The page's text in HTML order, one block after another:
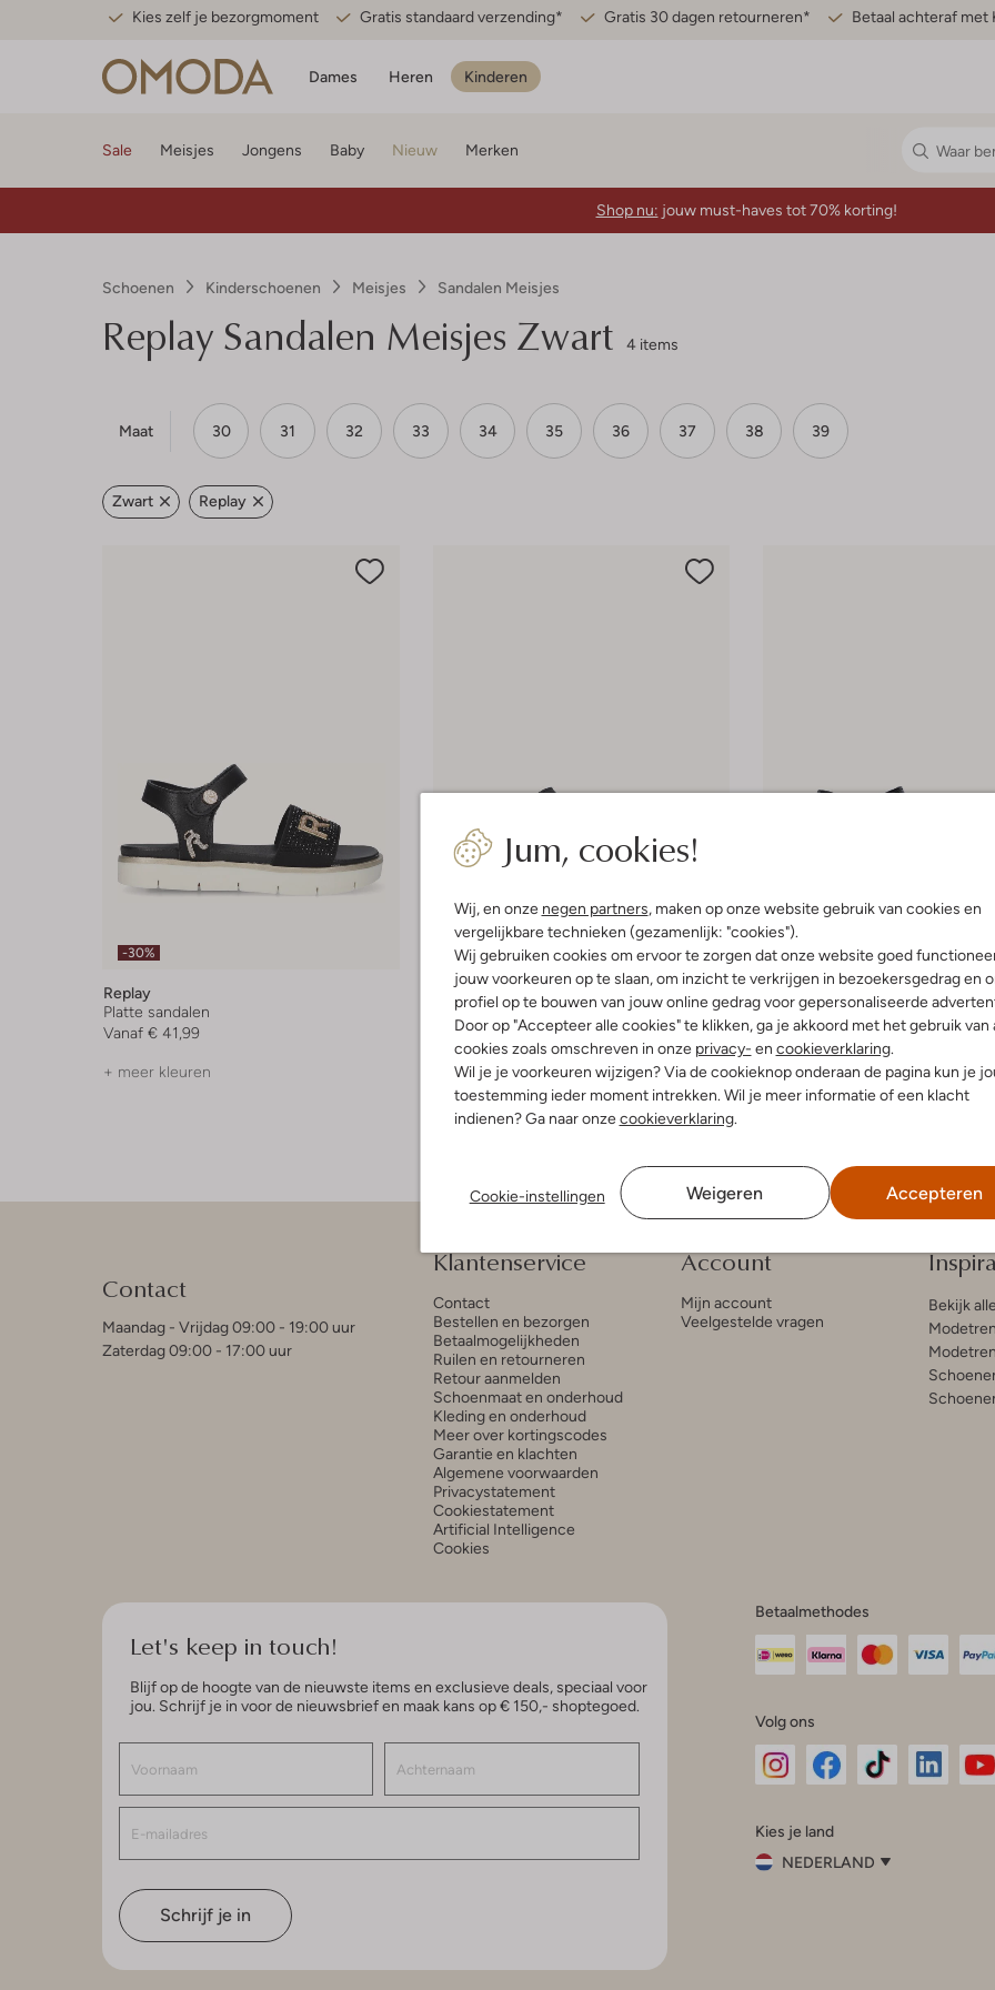
Kies zelf je bezorgmoment Gratis standaard verzending* Gratis 30 dagen retourneren* Betaal achteraf met
Dames Heren Kinderen
Jum, cookies!
Wij, en onze negen partners, maken op onze website gebruik van cookies en
vergelijkbare technieken (gezamenlijk: "cookies").
Wij gebruiken cookies om ervoor te zorgen dat onze website goed
jouw voorkeuren op te slaan, om inzicht te verkrijgen in bezoekersgedrag en
profiel op te bouwen van jouw online gedrag voor gepersonaliseerde
Door op "Accepteer alle cookies" te klikken, ga je akkoord met het gebruik van
cookies zoals omschreven in onze privacy- en cookieverklaring.
Wil je je voorkeuren wijzigen? Via de cookieknop onderaan de pagina kun je
toestemming ieder moment intrekken. Wil je meer informatie of een klacht
indienen? Ga naar onzecookieverklaring.
Cookie-instellingen Weigeren Accepteren
Sale Meisjes Jongens Baby Nieuw Merken
Shop nu: jouw must-haves tot 70% korting!
Schoenen Kinderschoenen Meisjes Sandalen Meisjes
Replay Sandalen Meisjes Zwart 4 items
Maat 30 31 32 33 34 35 36 37 38 39
Zwart Replay
-30%
Replay
Platte sandalen
Vanaf € 41,99
+ meer kleuren
Laatste maten
-60%
Replay
Sandalen
€ 64,95 € 25,99
Laatste maten
-50%
Replay
Platte sandalen
€ 64,99 € 31,99
+ meer kleuren
Contact
Maandag - Vrijdag 09:00 - 19:00 uur
Zaterdag 09:00 - 17:00 uur
Klantenservice
Contact
Bestellen en bezorgen
Betaalmogelijkheden
Ruilen en retourneren
Retour aanmelden
Schoenmaat en onderhoud
Kleding en onderhoud
Meer over kortingscodes
Garantie en klachten
Algemene voorwaarden
Privacystatement
Cookiestatement
Artificial Intelligence
Cookies
Account
Mijn account
Veelgestelde vragen
Bekijk
Let's keep in touch!
Blijf op de hoogte van de nieuwste items en exclusieve deals, speciaal voor
jou. Schrijf je in voor de nieuwsbrief en maak kans op € 150,- shoptegoed.
Schrijf je in
Betaalmethodes
Volg ons
InstagramFacebook
Kies je land
NEDERLAND